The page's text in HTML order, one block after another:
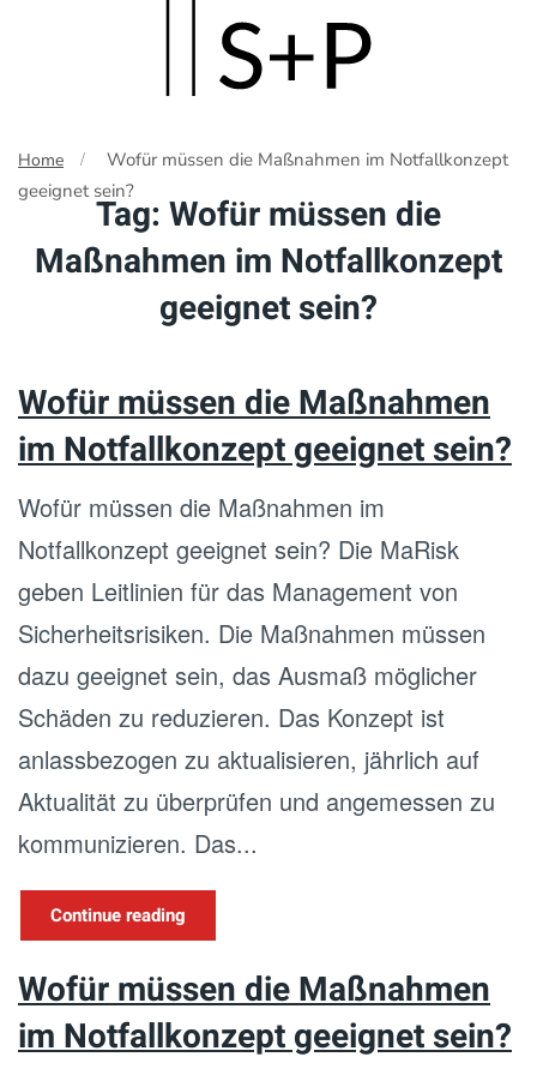
main
content
Home
Wofür müssen die Maßnahmen im Notfallkonzept
geeignet sein?
Tag: Wofür müssen die
Maßnahmen im Notfallkonzept
geeignet sein?
Wofür müssen die Maßnahmen
im Notfallkonzept geeignet sein?
Wofür müssen die Maßnahmen im
Notfallkonzept geeignet sein? Die MaRisk
geben Leitlinien für das Management von
Sicherheitsrisiken. Die Maßnahmen müssen
dazu geeignet sein, das Ausmaß möglicher
Schäden zu reduzieren. Das Konzept ist
anlassbezogen zu aktualisieren, jährlich auf
Aktualität zu überprüfen und angemessen zu
kommunizieren. Das...
Continue reading
Wofür müssen die Maßnahmen
im Notfallkonzept geeignet sein?